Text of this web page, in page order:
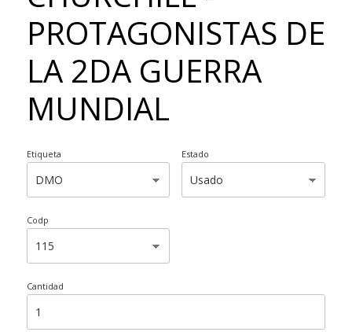
PROTAGONISTAS DE
LA 2DA GUERRA
MUNDIAL
Etiqueta Estado
Codp
Cantidad